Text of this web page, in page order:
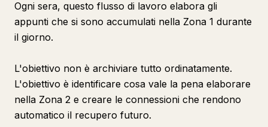
Ogni sera, questo flusso di lavoro elabora gli
appunti che si sono accumulati nella Zona 1 durante
il giorno.
L'obiettivo non è archiviare tutto ordinatamente.
L'obiettivo è identificare cosa vale la pena elaborare
nella Zona 2 e creare le connessioni che rendono
automatico il recupero futuro.